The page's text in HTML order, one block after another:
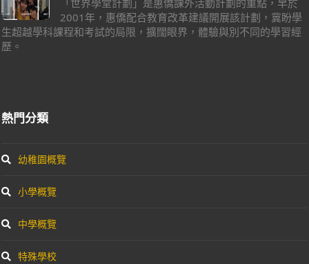
「世界學堂計劃」是惠僑課外活動計劃的重點，早於
2001年，惠僑配合教育改革建議開展該計劃，冀盼學
生超越學科課程和考試的局限，擴闊眼界，體驗與別不同的學習經
歷。
熱門分類
幼稚園概覽
小學概覽
中學概覽
特殊學校